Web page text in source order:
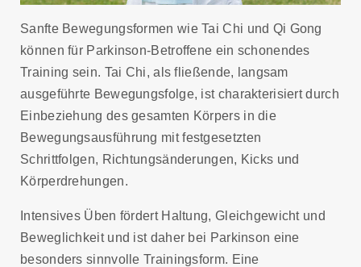
Sanfte Bewegungsformen wie Tai Chi und Qi Gong
können für Parkinson-Betroffene ein schonendes
Training sein. Tai Chi, als fließende, langsam
ausgeführte Bewegungsfolge, ist charakterisiert durch
Einbeziehung des gesamten Körpers in die
Bewegungsausführung mit festgesetzten
Schrittfolgen, Richtungsänderungen, Kicks und
Körperdrehungen.
Intensives Üben fördert Haltung, Gleichgewicht und
Beweglichkeit und ist daher bei Parkinson eine
besonders sinnvolle Trainingsform. Eine